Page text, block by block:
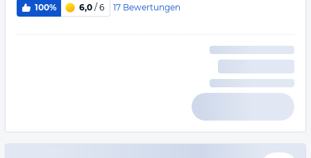
100% 6,0 / 6 17 Bewertungen